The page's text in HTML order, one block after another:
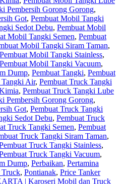
Pembersih Gorong Gorong,
Got, Pembuat Mobil Tangki
Sedot Debu, Pembuat Mobil
Mobil Tangki Semen, Pembuat
Mobil Tangki Siram Taman,
Pembuat Mobil Tangki Stainless,
Pembuat Mobil Tangki Vacuum,
Dump, Pembuat Tangki, Pembuat
Tangki Air, Pembuat Truck Tangki
, Pembuat Truck Tangki Lube
Pembersih Gorong Gorong,
Got, Pembuat Truck Tangki
Sedot Debu, Pembuat Truck
Truck Tangki Semen, Pembuat
Truck Tangki Siram Taman,
Truck Tangki Stainless,
Truck Tangki Vacuum,
Dump, Perbaikan, Pertamina
Truck, Pontianak, Price Tanker
| Karoseri Mobil dan Truck